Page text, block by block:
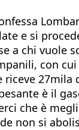
e si
a chi vuole
con
27mila
è il
che è
non si